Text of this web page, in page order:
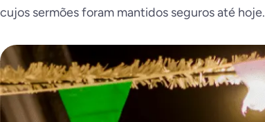
cujos sermões foram mantidos seguros até hoje.